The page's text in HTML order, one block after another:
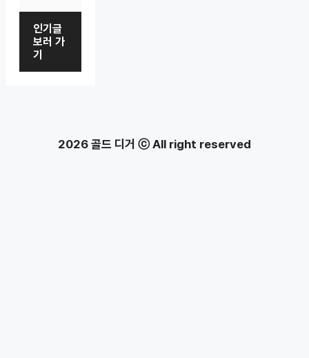
인기글
보러 가
기
2026 골드 디거 ⓒ All right reserved